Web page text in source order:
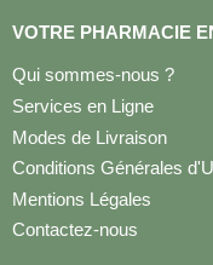
VOTRE PHARMACIE
Qui sommes-nous ?
Services en Ligne
Modes de Livraison
Conditions Générales
Mentions Légales
Contactez-nous